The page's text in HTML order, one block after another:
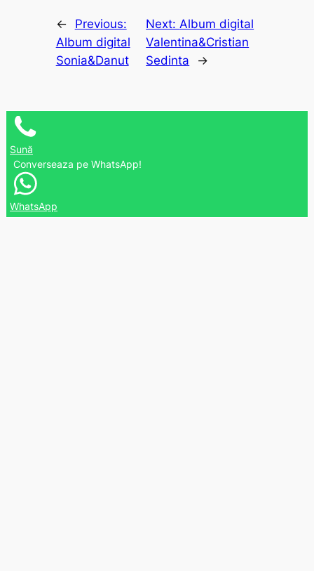
←
Previous:
Album digital
Sonia&Danut
Next:Album digital
Valentina&Cristian
Sedinta
→
Sună
Converseaza pe WhatsApp!
WhatsApp